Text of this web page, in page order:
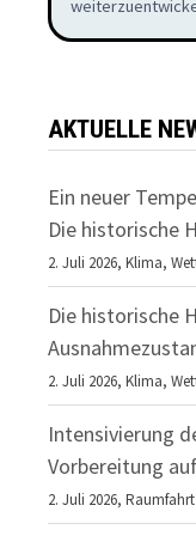
AKTUELLE
Ein neuer
Die historische
2. Juli 2026,Klima,
Die historische
2. Juli 2026,Klima,
Intensivierung
Vorbereitung
2. Juli 2026,Raumfahrt